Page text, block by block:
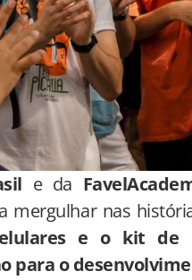
e da
mergulhar nas
e o kit de
para o